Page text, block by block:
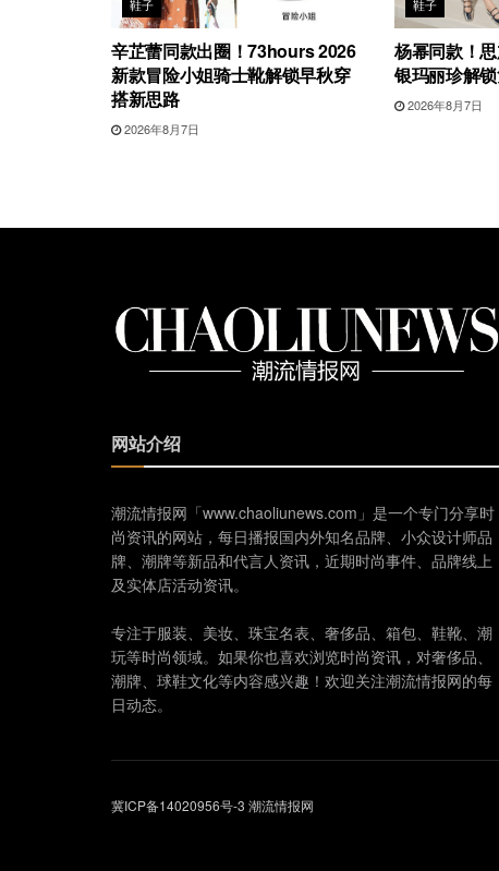
鞋子
辛芷蕾同款出圈！73hours 2026
新款冒险小姐骑士靴解锁早秋穿
搭新思路
2026年8月7日
鞋子
杨幂同款！
银玛丽珍解
2026年8月7日
网站介绍
潮流情报网「www.chaoliunews.com」是一个专门分享时
尚资讯的网站，每日播报国内外知名品牌、小众设计师品
牌、潮牌等新品和代言人资讯，近期时尚事件、品牌线上
及实体店活动资讯。
专注于服装、美妆、珠宝名表、奢侈品、箱包、鞋靴、潮
玩等时尚领域。如果你也喜欢浏览时尚资讯，对奢侈品、
潮牌、球鞋文化等内容感兴趣！欢迎关注潮流情报网的每
日动态。
冀ICP备14020956号-3 潮流情报网